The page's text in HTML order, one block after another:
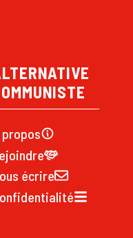
propos
écrire